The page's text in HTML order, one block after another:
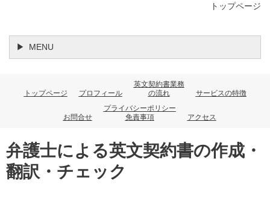
[1963] 2 Lloyd's Rep. 223
・「合理的に慎重な者（a reasonably prudent
・絶対的な義務（strict obligation）よりも基準が
・専門職（弁護士・医師・技術者等）について
は，その分野の専門家として期待される水準
トップページ
MENU
トップページ プロフィール
英文契約書業務
の流れ
サービスの特徴
お問合せ
プライバシーポリシー
免責事項
アクセス
弁護士による英文契約書の作成・
翻訳・チェック